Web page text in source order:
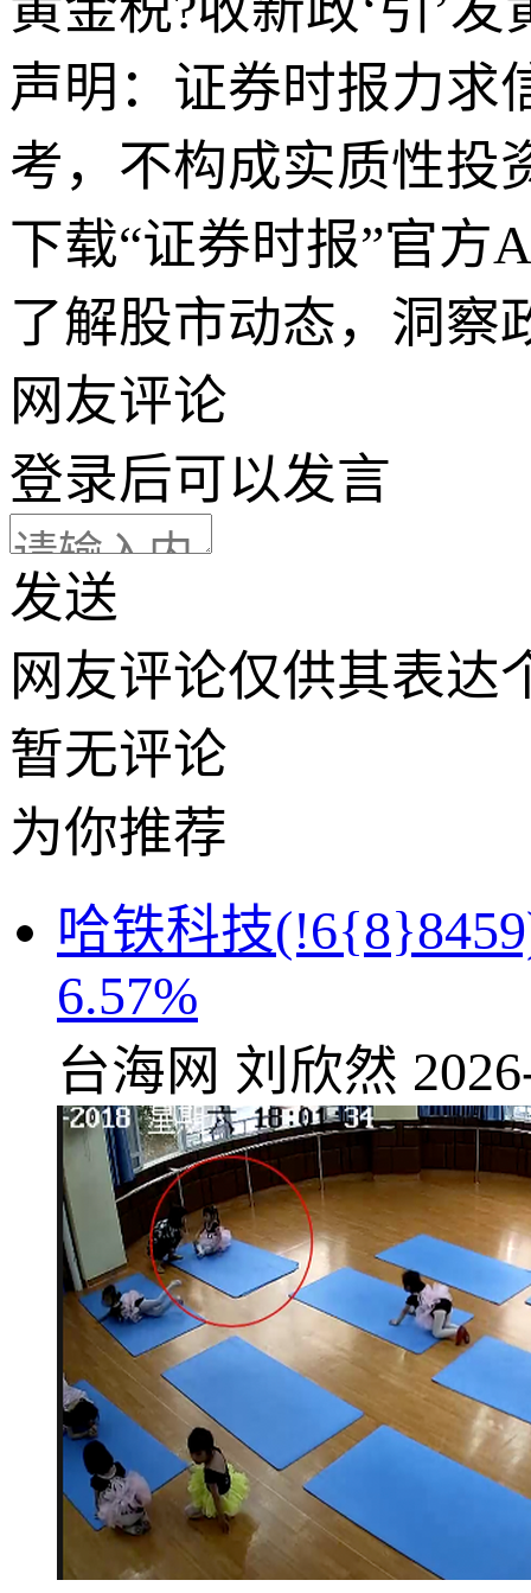
声明：证券时报力求
考，不构成实质性投
下载“证券时报”官方
了解股市动态，洞察
网友评论
登录后可以发言
发送
网友评论仅供其表达
暂无评论
为你推荐
哈铁科技
6.57%
台海网 刘欣然